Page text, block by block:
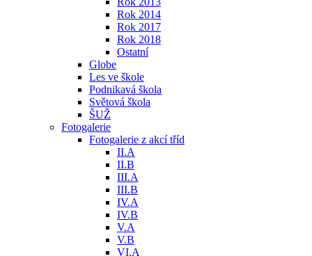
Rok 2014
Rok 2017
Rok 2018
Ostatní
Globe
Les ve škole
Podnikavá škola
Světová škola
ŠUŽ
Fotogalerie
Fotogalerie z akcí tříd
II.A
II.B
III.A
III.B
IV.A
IV.B
V.A
V.B
VI.A